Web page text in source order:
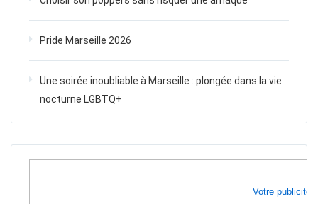
Pride Marseille 2026
Une soirée inoubliable à Marseille : plongée dans la vie
nocturne LGBTQ+
Votre publicité